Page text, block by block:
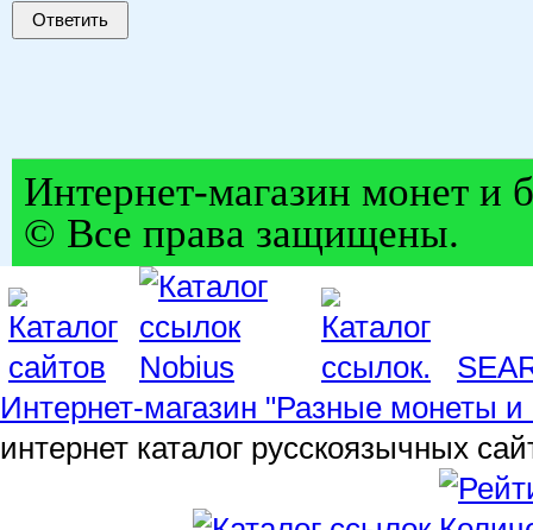
Ответить
Интернет-магазин монет и
© Все права защищены.
Интернет-магазин "Разные монеты и
интернет каталог русскоязычных